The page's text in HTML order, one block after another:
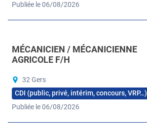
Publiée le 06/08/2026
MÉCANICIEN / MÉCANICIENNE
AGRICOLE F/H
32 Gers
CDI (public, privé, intérim, concours, VRP…)
Publiée le 06/08/2026